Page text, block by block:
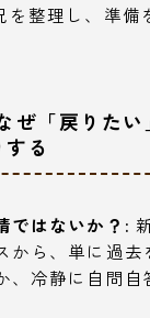
を整理し、準備
ぜ「戻りた
る
ではないか？:
から、単に過去
、冷静に自問自